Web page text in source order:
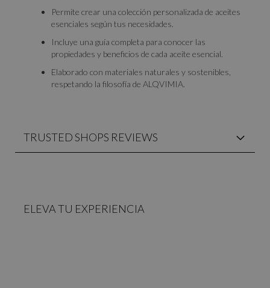
Permite crear una colección personalizada de aceites
esenciales según tus necesidades.
Incluye una guía completa para conocer las
propiedades y beneficios de cada aceite esencial.
Elaborado con materiales naturales y sostenibles,
respetando la filosofía de ALQVIMIA.
TRUSTED SHOPS REVIEWS
ELEVA TU EXPERIENCIA